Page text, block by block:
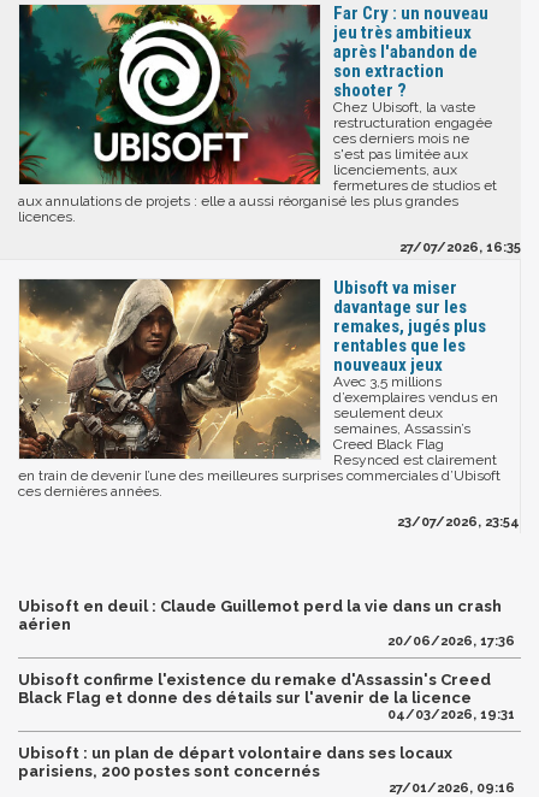
Far Cry : un nouveau
jeu très ambitieux
après l'abandon de
son extraction
shooter ?
Chez Ubisoft, la vaste
restructuration engagée
ces derniers mois ne
s'est pas limitée aux
licenciements, aux
fermetures de studios et
aux annulations de projets : elle a aussi réorganisé les plus grandes
licences.
27/07/2026, 16:35
Ubisoft va miser
davantage sur les
remakes, jugés plus
rentables que les
nouveaux jeux
Avec 3,5 millions
d’exemplaires vendus en
seulement deux
semaines, Assassin’s
Creed Black Flag
Resynced est clairement
en train de devenir l’une des meilleures surprises commerciales d’Ubisoft
ces dernières années.
23/07/2026, 23:54
Ubisoft en deuil : Claude Guillemot perd la vie dans un crash
aérien
20/06/2026, 17:36
Ubisoft confirme l'existence du remake d'Assassin's Creed
Black Flag et donne des détails sur l'avenir de la licence
04/03/2026, 19:31
Ubisoft : un plan de départ volontaire dans ses locaux
parisiens, 200 postes sont concernés
27/01/2026, 09:16